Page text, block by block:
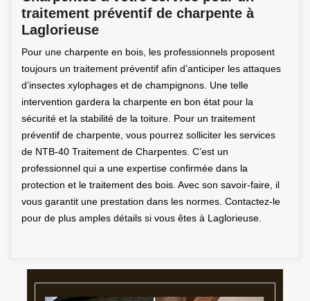
traitement préventif de charpente à
Laglorieuse
Pour une charpente en bois, les professionnels proposent
toujours un traitement préventif afin d’anticiper les attaques
d’insectes xylophages et de champignons. Une telle
intervention gardera la charpente en bon état pour la
sécurité et la stabilité de la toiture. Pour un traitement
préventif de charpente, vous pourrez solliciter les services
de NTB-40 Traitement de Charpentes. C’est un
professionnel qui a une expertise confirmée dans la
protection et le traitement des bois. Avec son savoir-faire, il
vous garantit une prestation dans les normes. Contactez-le
pour de plus amples détails si vous êtes à Laglorieuse.